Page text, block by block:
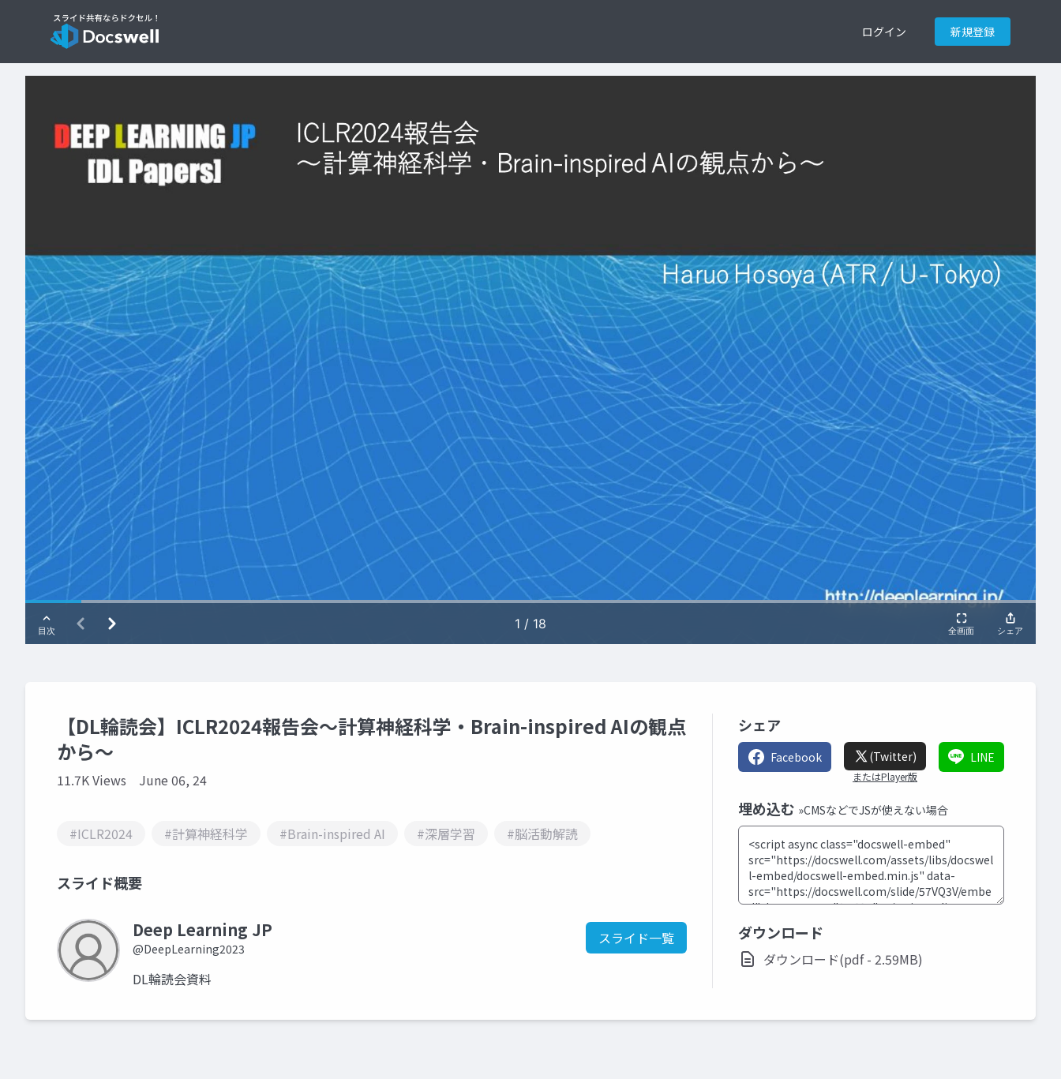
ログイン 新規登録
【DL輪読会】ICLR2024報告会〜計算神経科学・Brain-inspired AIの観点
から〜
11.7K Views June 06, 24
#ICLR2024 #計算神経科学 #Brain-inspired AI #深層学習 #脳活動解読
スライド概要
Deep Learning JP
@DeepLearning2023
スライド一覧
DL輪読会資料
シェア
Facebook (Twitter)
またはPlayer版
LINE
埋め込む »CMSなどでJSが使えない場合
ダウンロード
ダウンロード(pdf - 2.59MB)